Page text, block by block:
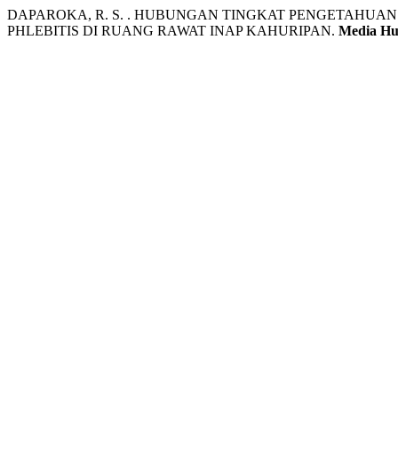
DAPAROKA, R. S. . HUBUNGAN TINGKAT
PHLEBITIS DI RUANG RAWAT INAP KAHURIPAN. Media